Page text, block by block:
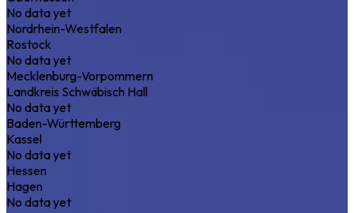
No data yet
Nordrhein-Westfalen
Rostock
No data yet
Mecklenburg-Vorpommern
Landkreis Schwäbisch Hall
No data yet
Baden-Württemberg
Kassel
No data yet
Hessen
Hagen
No data yet